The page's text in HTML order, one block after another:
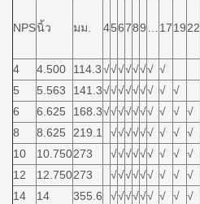
NPSนิ้ว มม. 456789 … 171922
4
4.500 114.3√√√√√√√ √
5 5.563 141.3√√√√√√√ √ √
6
6.625 168.3√√√√√√√ √ √ √
8
8.625 219.1 √√√√√√ √ √ √
10
10.750273 √√√√√√ √ √ √
12
12.750273 √√√√√√ √ √ √
14
14 355.6 √√√√√√ √ √ √